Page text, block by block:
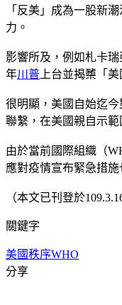
「反美」成為一股新
力。
影響所及，例如札卡
年川普 上台並揭櫫「
很明顯，美國自始迄
聯繫，在美國親自示
由於當前國際組織（
應對疫情宣布緊急措
（本文已刊登於
關鍵字
美國秩序WHO
分享